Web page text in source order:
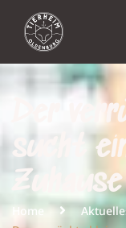
Der
sucht
Zuhause
Home